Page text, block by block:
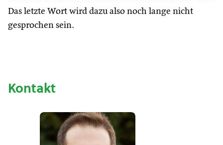
Das letzte Wort wird dazu also noch lange nicht
gesprochen sein.
Kontakt